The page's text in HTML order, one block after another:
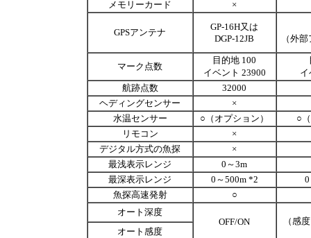
メモリーカード
×
GPSアンテナ
GP-16H又は
DGP-12JB
（外
マーク点数
目的地 100
イベント 23900
イ
航跡点数
32000
ヘディングセンサー
×
水温センサー
○（オプション）
○
リモコン
×
デジタル方式の魚探
×
最浅表示レンジ
0～3m
最深表示レンジ
0～500m *2
魚探高速発射
○
オート深度
OFF/ON
（感
オート感度